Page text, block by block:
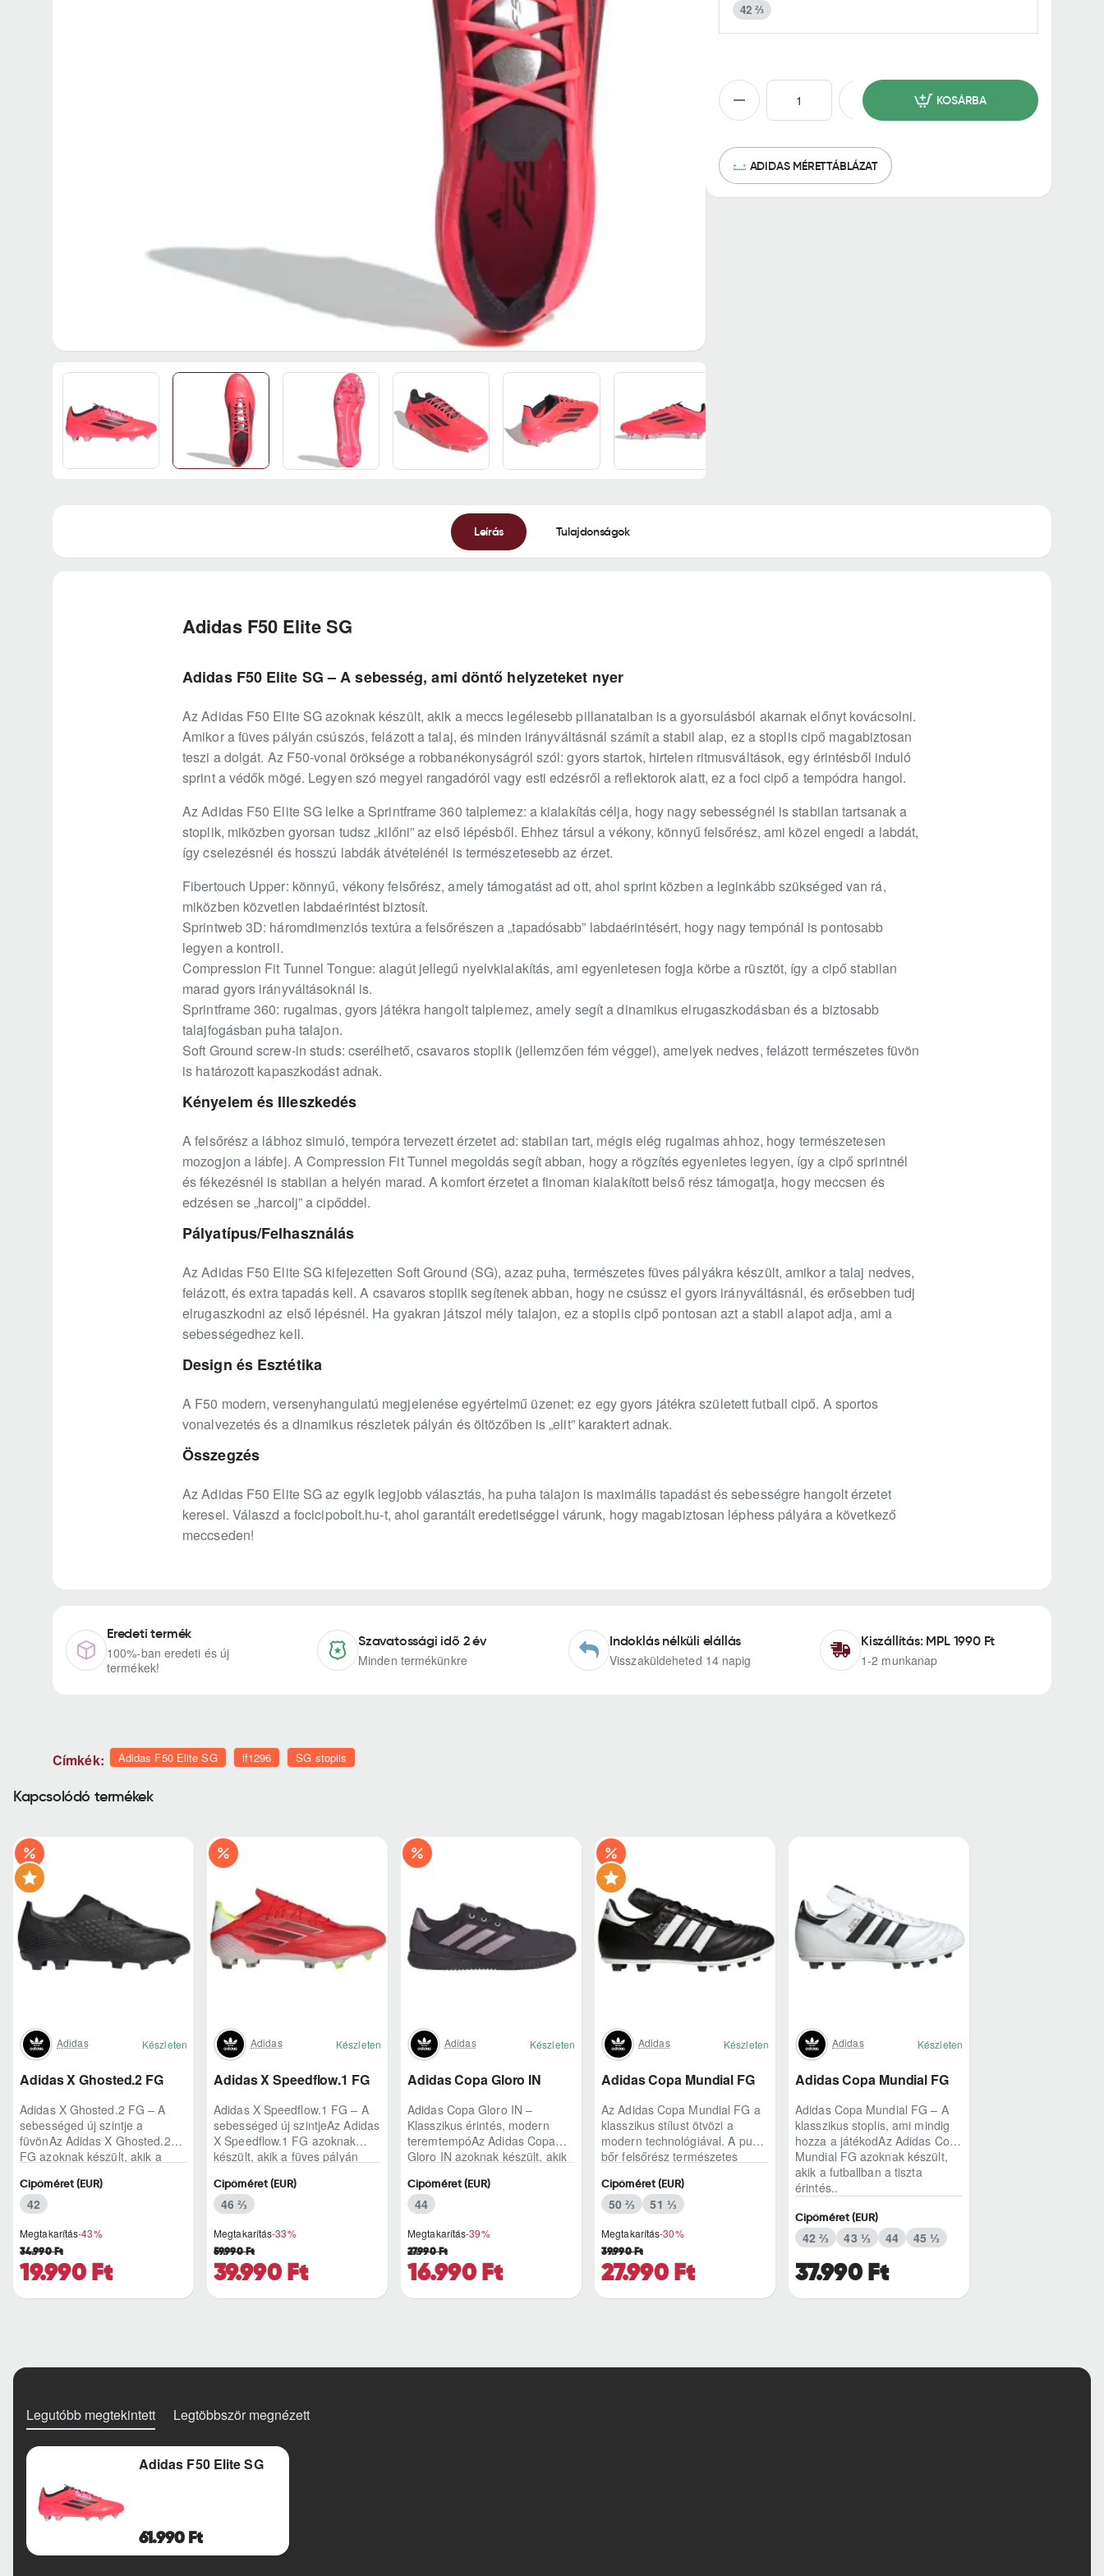
42 ⅔
KOSÁRBA
ADIDAS MÉRETTÁBLÁZAT
Leírás Tulajdonságok
Adidas F50 Elite SG
Adidas F50 Elite SG – A sebesség, ami döntő helyzeteket nyer
Az Adidas F50 Elite SG azoknak készült, akik a meccs legélesebb pillanataiban is a gyorsulásból akarnak előnyt kovácsolni.
Amikor a füves pályán csúszós, felázott a talaj, és minden irányváltásnál számít a stabil alap, ez a stoplis cipő magabiztosan
teszi a dolgát. Az F50-vonal öröksége a robbanékonyságról szól: gyors startok, hirtelen ritmusváltások, egy érintésből induló
sprint a védők mögé. Legyen szó megyei rangadóról vagy esti edzésről a reflektorok alatt, ez a foci cipő a tempódra hangol.
Az Adidas F50 Elite SG lelke a Sprintframe 360 talplemez: a kialakítás célja, hogy nagy sebességnél is stabilan tartsanak a
stoplik, miközben gyorsan tudsz „kilőni” az első lépésből. Ehhez társul a vékony, könnyű felsőrész, ami közel engedi a labdát,
így cselezésnél és hosszú labdák átvételénél is természetesebb az érzet.
Fibertouch Upper: könnyű, vékony felsőrész, amely támogatást ad ott, ahol sprint közben a leginkább szükséged van rá,
miközben közvetlen labdaérintést biztosít.
Sprintweb 3D: háromdimenziós textúra a felsőrészen a „tapadósabb” labdaérintésért, hogy nagy tempónál is pontosabb
legyen a kontroll.
Compression Fit Tunnel Tongue: alagút jellegű nyelvkialakítás, ami egyenletesen fogja körbe a rüsztöt, így a cipő stabilan
marad gyors irányváltásoknál is.
Sprintframe 360: rugalmas, gyors játékra hangolt talplemez, amely segít a dinamikus elrugaszkodásban és a biztosabb
talajfogásban puha talajon.
Soft Ground screw-in studs: cserélhető, csavaros stoplik (jellemzően fém véggel), amelyek nedves, felázott természetes füvön
is határozott kapaszkodást adnak.
Kényelem és Illeszkedés
A felsőrész a lábhoz simuló, tempóra tervezett érzetet ad: stabilan tart, mégis elég rugalmas ahhoz, hogy természetesen
mozogjon a lábfej. A Compression Fit Tunnel megoldás segít abban, hogy a rögzítés egyenletes legyen, így a cipő sprintnél
és fékezésnél is stabilan a helyén marad. A komfort érzetet a finoman kialakított belső rész támogatja, hogy meccsen és
edzésen se „harcolj” a cipőddel.
Pályatípus/Felhasználás
Az Adidas F50 Elite SG kifejezetten Soft Ground (SG), azaz puha, természetes füves pályákra készült, amikor a talaj nedves,
felázott, és extra tapadás kell. A csavaros stoplik segítenek abban, hogy ne csússz el gyors irányváltásnál, és erősebben tudj
elrugaszkodni az első lépésnél. Ha gyakran játszol mély talajon, ez a stoplis cipő pontosan azt a stabil alapot adja, ami a
sebességedhez kell.
Design és Esztétika
A F50 modern, versenyhangulatú megjelenése egyértelmű üzenet: ez egy gyors játékra született futball cipő. A sportos
vonalvezetés és a dinamikus részletek pályán és öltözőben is „elit” karaktert adnak.
Összegzés
Az Adidas F50 Elite SG az egyik legjobb választás, ha puha talajon is maximális tapadást és sebességre hangolt érzetet
keresel. Válaszd a focicipobolt.hu-t, ahol garantált eredetiséggel várunk, hogy magabiztosan léphess pályára a következő
meccseden!
Eredeti termék
100%-ban eredeti és új
termékek!
Szavatossági idő 2 év
Minden termékünkre
Indoklás nélküli elállás
Visszaküldeheted 14 napig
Kiszállítás: MPL 1990 Ft
1-2 munkanap
Címkék: Adidas F50 Elite SG if1296 SG stoplis
Kapcsolódó termékek
Adidas Készleten
Adidas X Ghosted.2 FG
Adidas X Ghosted.2 FG – A
sebességed új szintje a
füvönAz Adidas X Ghosted.2
FG azoknak készült, akik a
pillanataiban is azonnal r..
Megtakarítás-43%
19.990 Ft
34.990 Ft
Cipőméret (EUR)
42
Adidas Készleten
Adidas X Speedflow.1 FG
Adidas X Speedflow.1 FG – A
sebességed új szintjeAz Adidas
X Speedflow.1 FG azoknak
készült, akik a füves pályán
ritmust diktál..
Megtakarítás-33%
39.990 Ft
59.990 Ft
Cipőméret (EUR)
46 ⅔
Adidas Készleten
Adidas Copa Gloro IN
Adidas Copa Gloro IN –
Klasszikus érintés, modern
teremtempóAz Adidas Copa
Gloro IN azoknak készült, akik
természetes lab..
Megtakarítás-39%
16.990 Ft
27.990 Ft
Cipőméret (EUR)
44
Adidas Készleten
Adidas Copa Mundial FG
Az Adidas Copa Mundial FG a
klasszikus stílust ötvözi a
modern technológiával. A puha
bőr felsőrész természetes
Könnyített kia..
Megtakarítás-30%
27.990 Ft
39.990 Ft
Cipőméret (EUR)
50 ⅔ 51 ⅓
Adidas Készleten
Adidas Copa Mundial FG
Adidas Copa Mundial FG – A
klasszikus stoplis, ami mindig
hozza a játékodAz Adidas Copa
Mundial FG azoknak készült,
akik a futballban a tiszta
érintés..
37.990 Ft
Cipőméret (EUR)
42 ⅔ 43 ⅓ 44 45 ⅓
Legutóbb megtekintett Legtöbbször megnézett
Adidas F50 Elite SG
61.990 Ft